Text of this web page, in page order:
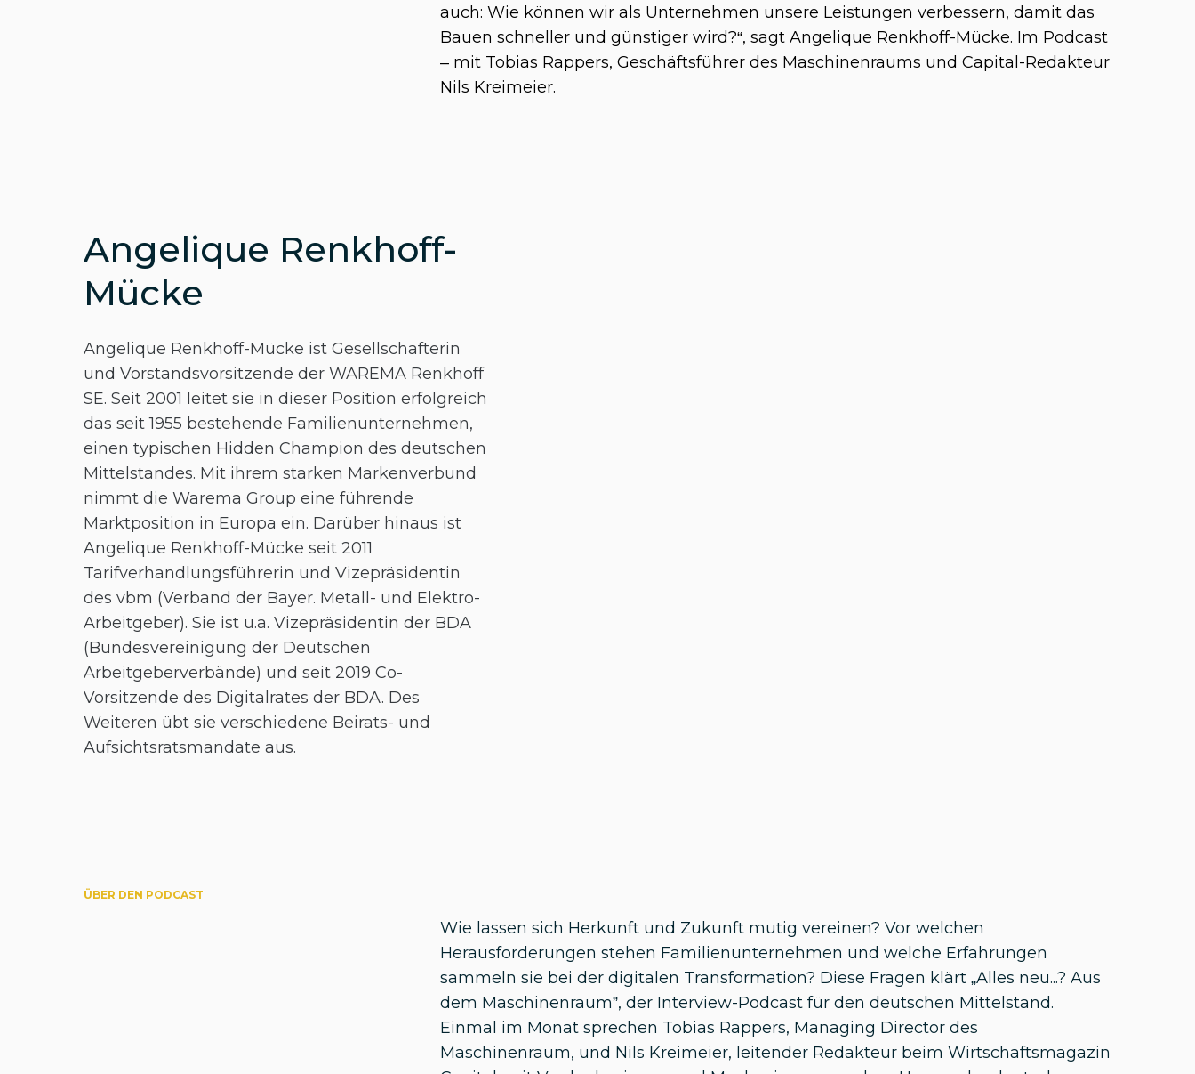
auch: Wie können wir als Unternehmen unsere Leistungen verbessern, damit das
Bauen schneller und günstiger wird?“, sagt Angelique Renkhoff-Mücke. Im Podcast
– mit Tobias Rappers, Geschäftsführer des Maschinenraums und Capital-Redakteur
Nils Kreimeier.
Angelique Renkhoff-
Mücke
Angelique Renkhoff-Mücke ist Gesellschafterin
und Vorstandsvorsitzende der WAREMA Renkhoff
SE. Seit 2001 leitet sie in dieser Position erfolgreich
das seit 1955 bestehende Familienunternehmen,
einen typischen Hidden Champion des deutschen
Mittelstandes. Mit ihrem starken Markenverbund
nimmt die Warema Group eine führende
Marktposition in Europa ein. Darüber hinaus ist
Angelique Renkhoff-Mücke seit 2011
Tarifverhandlungsführerin und Vizepräsidentin
des vbm (Verband der Bayer. Metall- und Elektro-
Arbeitgeber). Sie ist u.a. Vizepräsidentin der BDA
(Bundes­vereinigung der Deutschen
Arbeitgeberverbände) und seit 2019 Co-
Vorsitzende des Digitalrates der BDA. Des
Weiteren übt sie verschiedene Beirats- und
Aufsichtsratsmandate aus.
ÜBER DEN PODCAST
Wie lassen sich Herkunft und Zukunft mutig vereinen? Vor welchen
Herausforderungen stehen Familienunternehmen und welche Erfahrungen
sammeln sie bei der digitalen Transformation? Diese Fragen klärt „Alles neu...? Aus
dem Maschinenraum”, der Interview-Podcast für den deutschen Mittelstand.
Einmal im Monat sprechen Tobias Rappers, Managing Director des
Maschinenraum, und Nils Kreimeier, leitender Redakteur beim Wirtschaftsmagazin